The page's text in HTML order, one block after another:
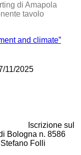
di Amapola
tavolo
and climate”
11/2025
Iscrizione sul
Bologna n. 8586
Folli